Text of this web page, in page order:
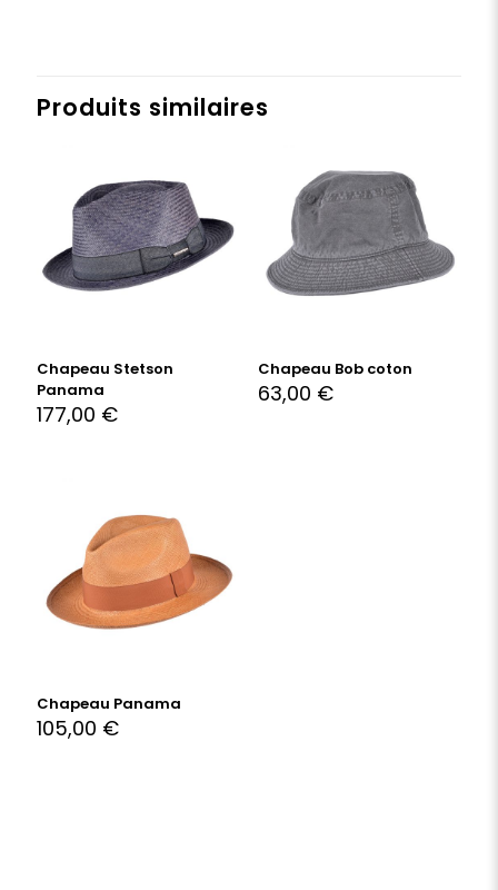
Produits similaires
Chapeau Stetson
Panama
177,00 €
Chapeau Bob coton
63,00 €
Chapeau Panama
105,00 €